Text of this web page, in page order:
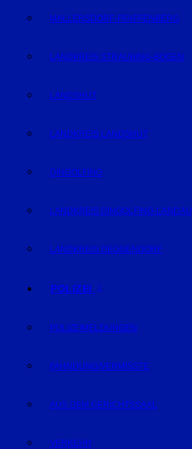
MALLERSDORF-PFAFFENBERG
LANDKREIS STRAUBING-BOGEN
LANDSHUT
LANDKREIS LANDSHUT
DINGOLFING
LANDKREIS DINGOLFING-LANDAU
LANDKREIS DEGGENDORF
POLIZEI
POLIZEIMELDUNGEN
FAHNDUNG/VERMISSTE
AUS DEM GERICHTSSAAL
VERKEHR